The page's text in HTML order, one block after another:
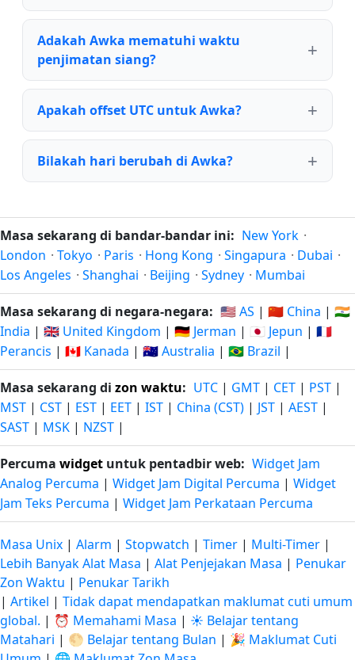
Adakah Awka mematuhi waktu
penjimatan siang?
Apakah offset UTC untuk Awka?
Bilakah hari berubah di Awka?
Masa sekarang di bandar-bandar ini: New York ·
London · Tokyo · Paris · Hong Kong · Singapura · Dubai ·
Los Angeles · Shanghai · Beijing · Sydney · Mumbai
Masa sekarang di negara-negara: 🇺🇸 AS | 🇨🇳 China | 🇮🇳
India | 🇬🇧 United Kingdom | 🇩🇪 Jerman | 🇯🇵 Jepun | 🇫🇷
Perancis | 🇨🇦 Kanada | 🇦🇺 Australia | 🇧🇷 Brazil |
Masa sekarang di zon waktu: UTC | GMT | CET | PST |
MST | CST | EST | EET | IST | China (CST) | JST | AEST |
SAST | MSK | NZST |
Percuma widget untuk pentadbir web: Widget Jam
Analog Percuma | Widget Jam Digital Percuma | Widget
Jam Teks Percuma | Widget Jam Perkataan Percuma
Masa Unix | Alarm | Stopwatch | Timer | Multi-Timer |
Lebih Banyak Alat Masa | Alat Penjejakan Masa | Penukar
Zon Waktu | Penukar Tarikh
| Artikel | Tidak dapat mendapatkan maklumat cuti umum
global. | ⏰ Memahami Masa | ☀️ Belajar tentang
Matahari | 🌕 Belajar tentang Bulan | 🎉 Maklumat Cuti